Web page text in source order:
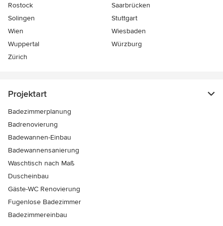
Rostock
Saarbrücken
Solingen
Stuttgart
Wien
Wiesbaden
Wuppertal
Würzburg
Zürich
Projektart
Badezimmerplanung
Badrenovierung
Badewannen-Einbau
Badewannensanierung
Waschtisch nach Maß
Duscheinbau
Gäste-WC Renovierung
Fugenlose Badezimmer
Badezimmereinbau